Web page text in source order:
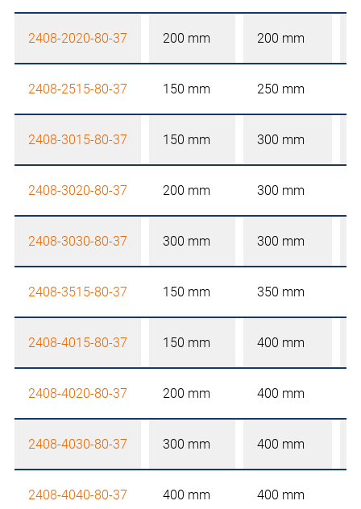
2408-2020-80-37 200 mm 200 mm
2408-2515-80-37 150 mm 250 mm
2408-3015-80-37 150 mm 300 mm
2408-3020-80-37 200 mm 300 mm
2408-3030-80-37 300 mm 300 mm
2408-3515-80-37 150 mm 350 mm
2408-4015-80-37 150 mm 400 mm
2408-4020-80-37 200 mm 400 mm
2408-4030-80-37 300 mm 400 mm
2408-4040-80-37 400 mm 400 mm